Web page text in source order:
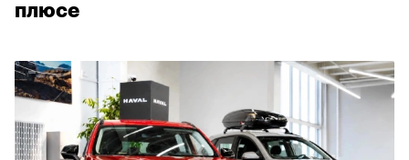
плюсе